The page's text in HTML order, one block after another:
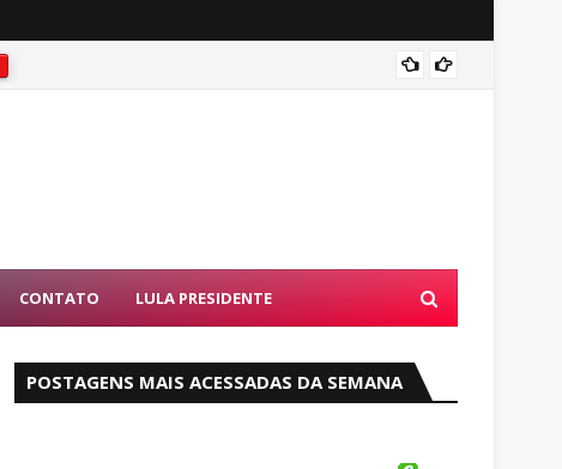
CONTATO LULA PRESIDENTE
POSTAGENS MAIS ACESSADAS DA SEMANA